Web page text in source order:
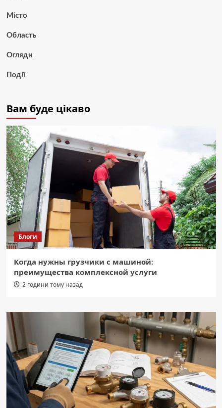
Місто
Область
Огляди
Події
Вам буде цікаво
Блоги
Когда нужны грузчики с машиной:
преимущества комплексной услуги
2 години тому назад